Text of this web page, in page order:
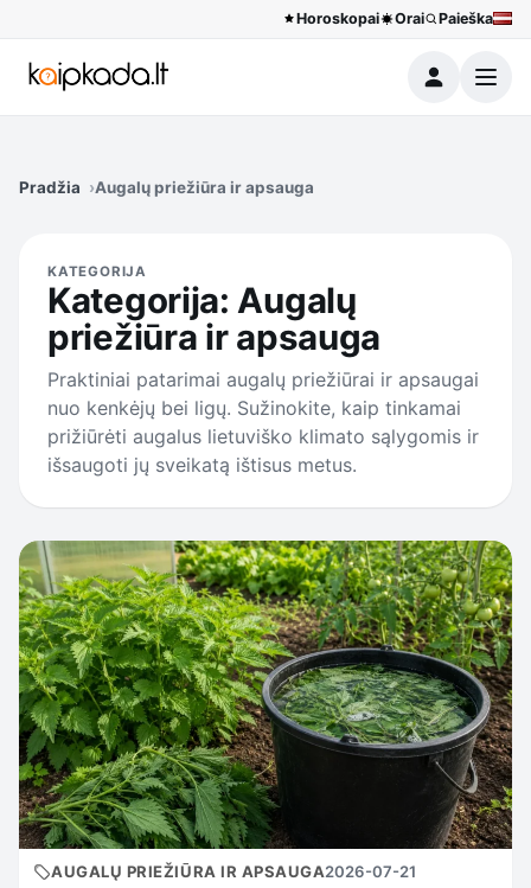
Horoskopai Orai Paieška
Meniu
Pradžia Augalų priežiūra ir apsauga
KATEGORIJA
Kategorija: Augalų
priežiūra ir apsauga
Praktiniai patarimai augalų priežiūrai ir apsaugai
nuo kenkėjų bei ligų. Sužinokite, kaip tinkamai
prižiūrėti augalus lietuviško klimato sąlygomis ir
išsaugoti jų sveikatą ištisus metus.
AUGALŲ PRIEŽIŪRA IR APSAUGA2026-07-21